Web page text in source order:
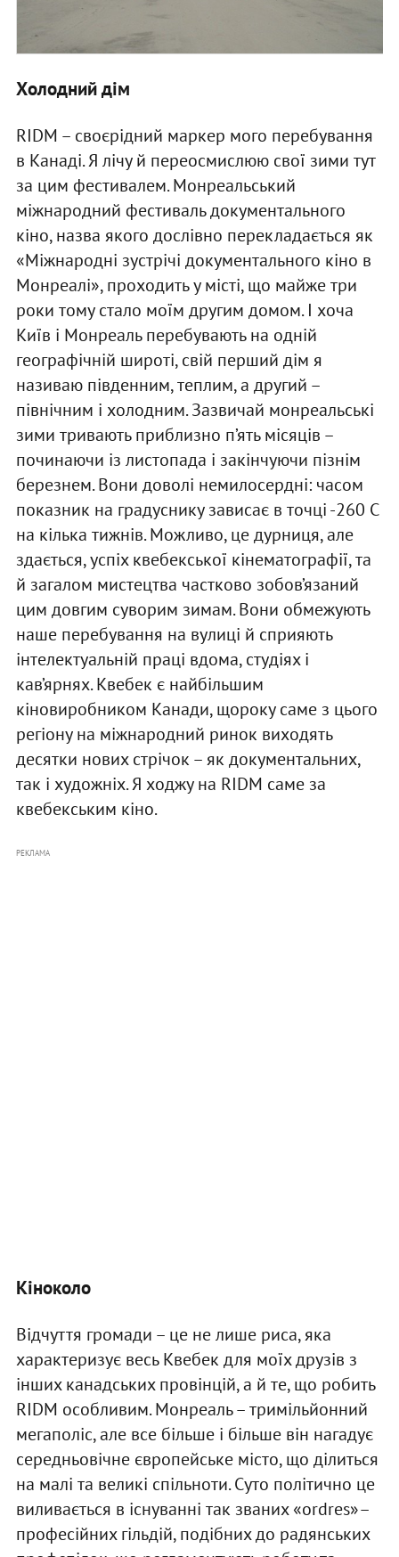
Холодний дім
RIDM – своєрідний маркер мого перебування
в Канаді. Я лічу й переосмислюю свої зими тут
за цим фестивалем. Монреальський
міжнародний фестиваль документального
кіно, назва якого дослівно перекладається як
«Міжнародні зустрічі документального кіно в
Монреалі», проходить у місті, що майже три
роки тому стало моїм другим домом. І хоча
Київ і Монреаль перебувають на одній
географічній широті, свій перший дім я
називаю південним, теплим, а другий –
північним і холодним. Зазвичай монреальські
зими тривають приблизно п’ять місяців –
починаючи із листопада і закінчуючи пізнім
березнем. Вони доволі немилосердні: часом
показник на градуснику зависає в точці -260 С
на кілька тижнів. Можливо, це дурниця, але
здається, успіх квебекської кінематографії, та
й загалом мистецтва частково зобов’язаний
цим довгим суворим зимам. Вони обмежують
наше перебування на вулиці й сприяють
інтелектуальній праці вдома, студіях і
кав’ярнях. Квебек є найбільшим
кіновиробником Канади, щороку саме з цього
регіону на міжнародний ринок виходять
десятки нових стрічок – як документальних,
так і художніх. Я ходжу на RIDM саме за
квебекським кіно.
РЕКЛАМА
Кіноколо
Відчуття громади – це не лише риса, яка
характеризує весь Квебек для моїх друзів з
інших канадських провінцій, а й те, що робить
RIDM особливим. Монреаль – тримільйонний
мегаполіс, але все більше і більше він нагадує
середньовічне європейське місто, що ділиться
на малі та великі спільноти. Суто політично це
виливається в існуванні так званих «ordres»–
професійних гільдій, подібних до радянських